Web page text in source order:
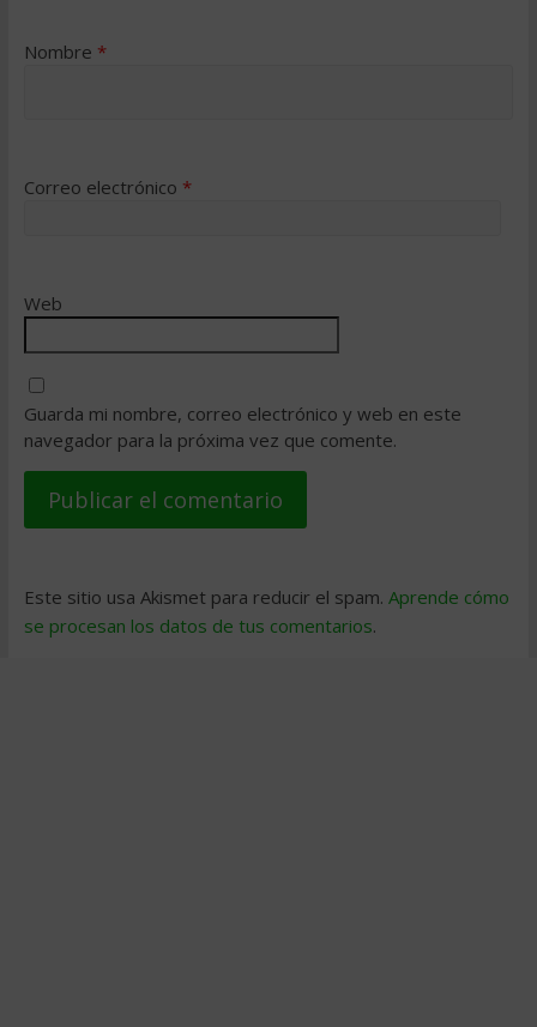
Nombre *
Correo electrónico *
Web
Guarda mi nombre, correo electrónico y web en este
navegador para la próxima vez que comente.
Este sitio usa Akismet para reducir el spam. Aprende cómo
se procesan los datos de tus comentarios.